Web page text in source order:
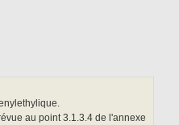
au point 3.1.3.4 de l'annexe